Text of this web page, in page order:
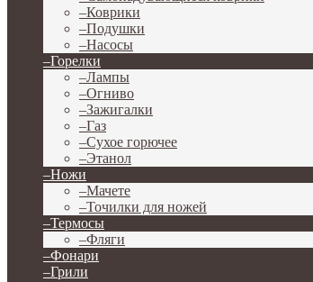
–Коврики
–Подушки
–Насосы
–Горелки
–Лампы
–Огниво
–Зажигалки
–Газ
–Сухое горючее
–Этанол
–Ножи
–Мачете
–Точилки для ножей
–Термосы
–Фляги
–Фонари
–Грили